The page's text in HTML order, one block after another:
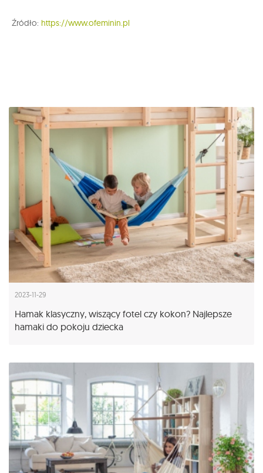
Źródło: https://www.ofeminin.pl
2023-11-29
Hamak klasyczny, wiszący fotel czy kokon? Najlepsze
hamaki do pokoju dziecka